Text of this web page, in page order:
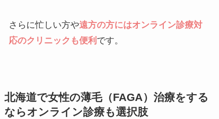
さらに忙しい方や遠方の方にはオンライン診療対
応のクリニックも便利 です。
北海道で女性の薄毛（FAGA）治療をする
ならオンライン診療も選択肢